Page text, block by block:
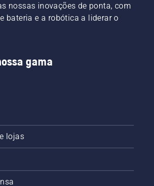
nossas inovações de ponta, com
bateria e a robótica a liderar o
gama
lojas